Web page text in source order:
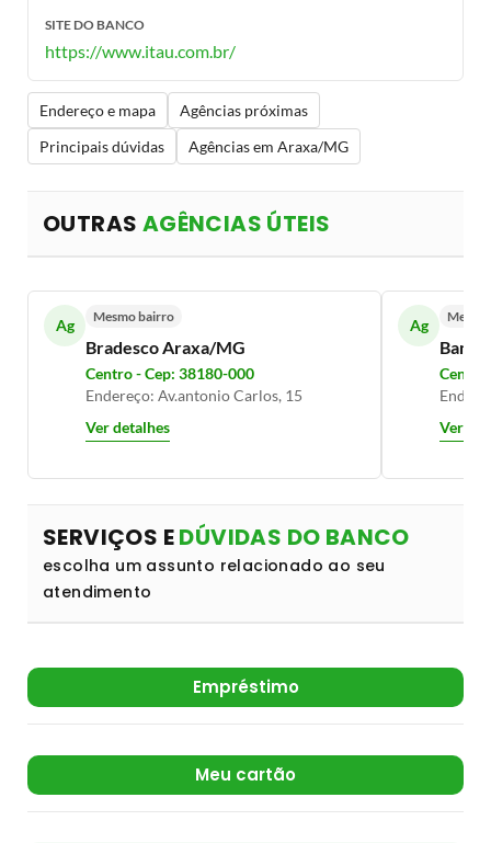
SITE DO BANCO
https://www.itau.com.br/
Endereço e mapa
Agências próximas
Principais dúvidas
Agências em Araxa/MG
OUTRAS AGÊNCIAS ÚTEIS
Ag Mesmo bairro
Bradesco Araxa/MG
Centro - Cep: 38180-000
Endereço: Av.antonio Carlos, 15
Ver detalhes
Ag
Centro
Ver
SERVIÇOS EDÚVIDAS DO BANCO
escolha um assunto relacionado ao seu
atendimento
Empréstimo
Meu cartão